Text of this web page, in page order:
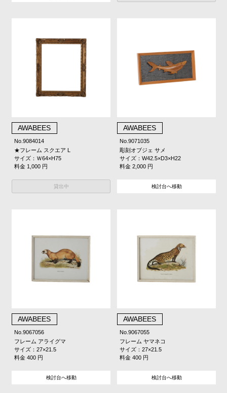
AWABEES
No.9084014
★フレーム スクエア L
サイズ：Ｗ64×H75
料金 1,000 円
貸出中
AWABEES
No.9071035
彫刻オブジェ サメ
サイズ：W42.5×D3×H22
料金 2,000 円
検討台へ移動
AWABEES
No.9067056
フレーム アライグマ
サイズ：27×21.5
料金 400 円
検討台へ移動
AWABEES
No.9067055
フレーム ヤマネコ
サイズ：27×21.5
料金 400 円
検討台へ移動